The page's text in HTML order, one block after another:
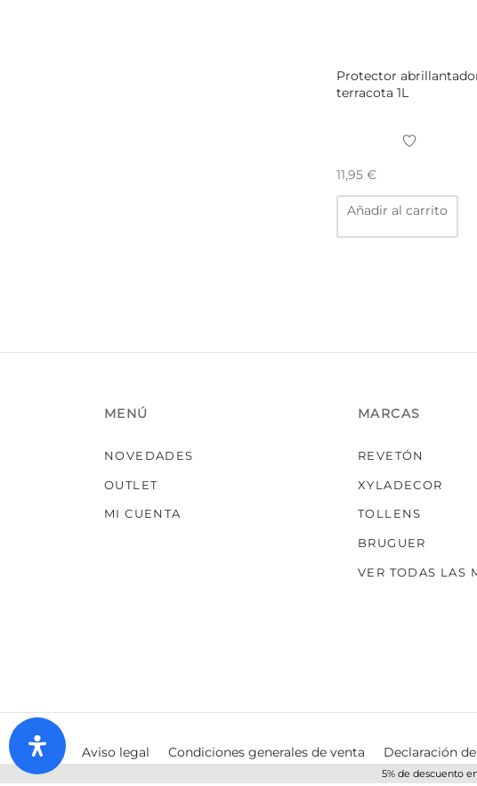
5% de descuento
Protector
terracota 1L
11,95 €
Añadir al carrito
MENÚ
NOVEDADES
OUTLET
MI CUENTA
MARCAS
REVETÓN
XYLADECOR
TOLLENS
BRUGUER
VER TODAS LAS
Aviso legal Condiciones generales de venta Declaración